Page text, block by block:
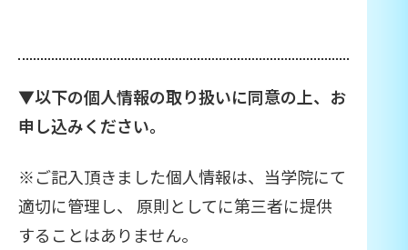
▼以下の個人情報の取り扱いに同意の上、お
申し込みください。
※ご記入頂きました個人情報は、当学院にて
適切に管理し、 原則としてに第三者に提供
することはありません。